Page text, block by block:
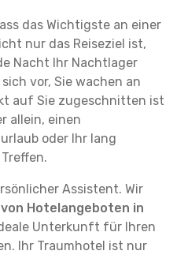
das Wichtigste an einer
nur das Reiseziel ist,
Nacht Ihr Nachtlager
vor, Sie wachen an
auf Sie zugeschnitten ist
allein, einen
oder Ihr lang
Assistent. Wir
Hotelangeboten in
Unterkunft für Ihren
Ihr Traumhotel ist nur